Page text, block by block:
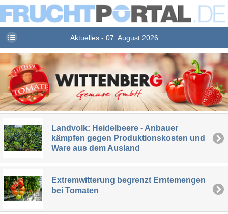
Aktuelles - 07. August 2026
Landvolk: Heidelbeere - Anbauer
kämpfen gegen Produktionskosten und
Ware aus dem Ausland
Extremwitterung begrenzt Erntemengen
bei Tomaten